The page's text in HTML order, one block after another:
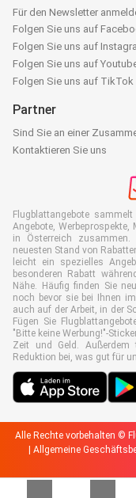
Für den Newsletter
Folgen Sie uns auf
Folgen Sie uns auf
Folgen Sie uns auf
Folgen Sie uns auf TikTok
Partner
Sind Sie an einer
Kontaktieren Sie uns
Flugblattangebote
Angebote,
in Österreich
neuesten Stand von
leicht ein spezielles
besonderen Rabatt
Nähe. Häufig finden Sie
noch bevor sie bei Ihnen
auch auf der Arbeit, in der
Fügen Sie
"Bitte keine Werbung!"-
Zeit und Geld.
Reduktion bei, was gut für
Alle Rechte vorbehalten ©
Allgemeine